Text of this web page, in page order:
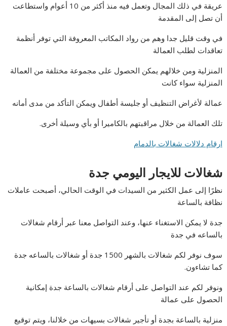
عريقة في ذلك المجال وتعمل فيه منذ أكثر من 10 أعوام واستطاعت
أن تصل إلى المقدمة
في وقت قليل جدا وهم من رواد المكاتب المعروفة التي توفر أنظمة
تعاقدات لطلب العمالة
المنزلية ومن خلالهم يمكن الحصول على مجموعة مختلفة من العمالة
المنزلية سواء كانت
عمالة لأغراض التنظيف أو جليسة أطفال ويمكن التأكد من مدى أمانه
تلك العمالة من خلال مراقبتهم بالكاميرا أو بأي وسيلة أخرى.
ارقام دلالات شغالات بالدمام
شغالات للايجار اليومي جدة
نظرًا إلى عمل الكثير من السيدات في الوقت الحالي، أصبحت عاملات
نظافة بالساعة
جدة لا يمكن الاستغناء عنها، وعند التواصل معنا عبر أرقام شغالات
بالساعه في جدة
سوف نوفر لكم شغالات بالشهر 1500 جدة أو شغالات بالساعه جدة
كما تشاءون.
ونوفر لكم عند التواصل على أرقام شغالات بالساعة جدة إمكانية
الحصول على عمالة
منزلية بالساعة بجدة أو تأجير شغالات بسيهات من خلالنا، ويتم توقيع